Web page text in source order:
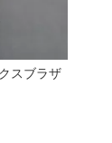
スブラザ